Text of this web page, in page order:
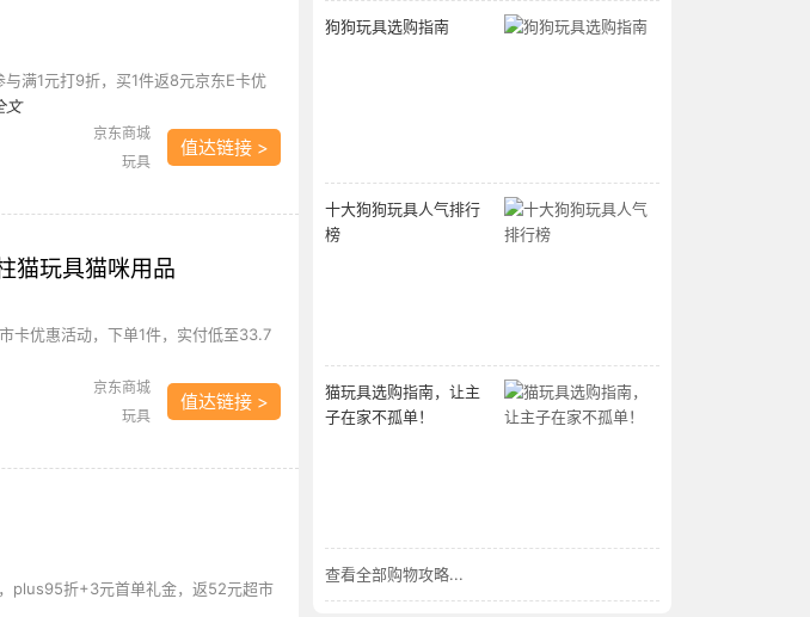
满1元打9折，买1件返8元京东E卡优
文
京东商城
玩具
值达链接 >
猫玩具猫咪用品
卡优惠活动，下单1件，实付低至33.7
京东商城
玩具
值达链接 >
plus95折+3元首单礼金，返52元超市
狗狗玩具选购指南
十大狗狗玩具人气排行
榜
猫玩具选购指南，让主
子在家不孤单！
查看全部购物攻略...